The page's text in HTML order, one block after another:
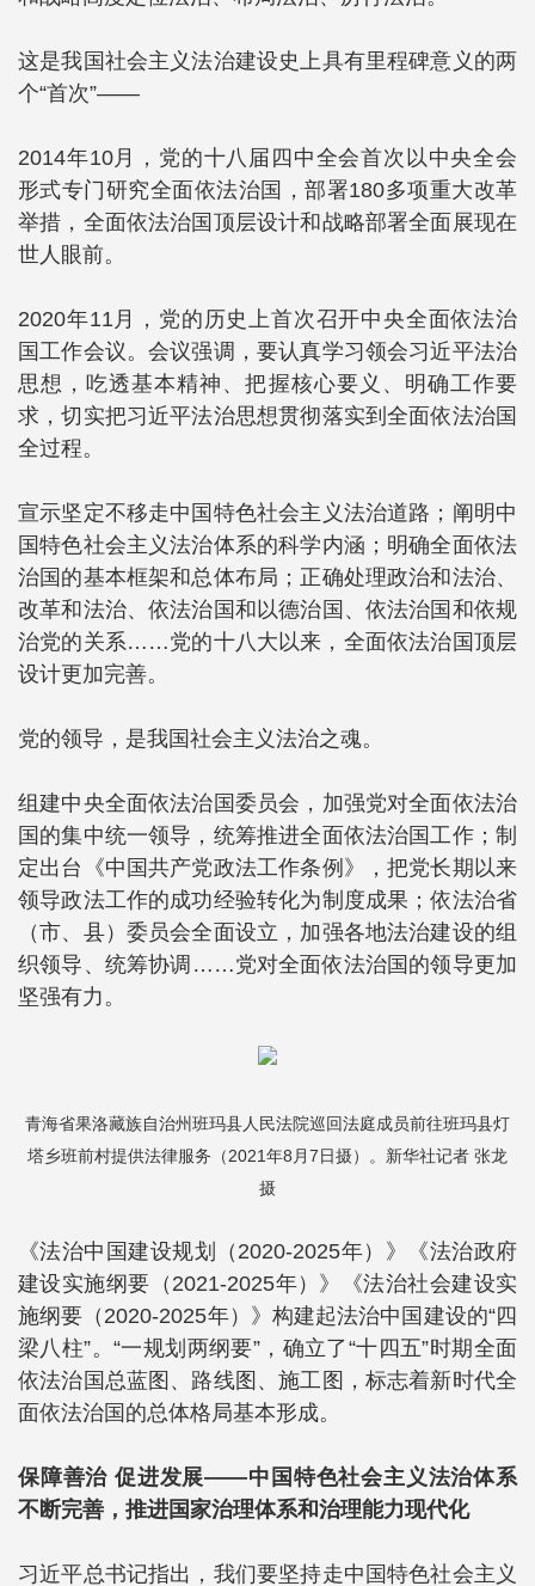
这是我国社会主义法治建设史上具有里程碑意义的两
个“首次”——
2014年10月，党的十八届四中全会首次以中央全会
形式专门研究全面依法治国，部署180多项重大改革
举措，全面依法治国顶层设计和战略部署全面展现在
世人眼前。
2020年11月，党的历史上首次召开中央全面依法治
国工作会议。会议强调，要认真学习领会习近平法治
思想，吃透基本精神、把握核心要义、明确工作要
求，切实把习近平法治思想贯彻落实到全面依法治国
全过程。
宣示坚定不移走中国特色社会主义法治道路；阐明中
国特色社会主义法治体系的科学内涵；明确全面依法
治国的基本框架和总体布局；正确处理政治和法治、
改革和法治、依法治国和以德治国、依法治国和依规
治党的关系……党的十八大以来，全面依法治国顶层
设计更加完善。
党的领导，是我国社会主义法治之魂。
组建中央全面依法治国委员会，加强党对全面依法治
国的集中统一领导，统筹推进全面依法治国工作；制
定出台《中国共产党政法工作条例》，把党长期以来
领导政法工作的成功经验转化为制度成果；依法治省
（市、县）委员会全面设立，加强各地法治建设的组
织领导、统筹协调……党对全面依法治国的领导更加
坚强有力。
青海省果洛藏族自治州班玛县人民法院巡回法庭成员前往班玛县灯
塔乡班前村提供法律服务（2021年8月7日摄）。新华社记者 张龙
摄
《法治中国建设规划（2020-2025年）》《法治政府
建设实施纲要（2021-2025年）》《法治社会建设实
施纲要（2020-2025年）》构建起法治中国建设的“四
梁八柱”。“一规划两纲要”，确立了“十四五”时期全面
依法治国总蓝图、路线图、施工图，标志着新时代全
面依法治国的总体格局基本形成。
保障善治 促进发展——中国特色社会主义法治体系
不断完善，推进国家治理体系和治理能力现代化
习近平总书记指出，我们要坚持走中国特色社会主义